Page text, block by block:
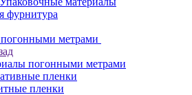
фурнитура
метрами
погонными метрами
пленки
пленки